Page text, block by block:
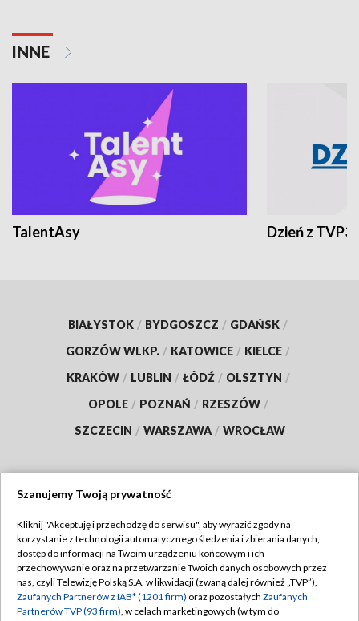
INNE
TalentAsy Dzień z TVP3
BIAŁYSTOK / BYDGOSZCZ / GDAŃSK /
GORZÓW WLKP. / KATOWICE / KIELCE /
KRAKÓW / LUBLIN / ŁÓDŹ / OLSZTYN /
OPOLE / POZNAŃ / RZESZÓW /
SZCZECIN / WARSZAWA / WROCŁAW
TVP
Abonament TVP
Emisja w TVP
Regulamin TVP
Polityka prywatności
Szanujemy Twoją prywatność
Kliknij "Akceptuję i przechodzę do serwisu", aby wyrazić zgody na
korzystanie z technologii automatycznego śledzenia i zbierania danych,
dostęp do informacji na Twoim urządzeniu końcowym i ich
przechowywanie oraz na przetwarzanie Twoich danych osobowych przez
nas, czyli Telewizję Polską S.A. w likwidacji (zwaną dalej również „TVP”),
Zaufanych Partnerów z IAB* (1201 firm) oraz pozostałych Zaufanych
Partnerów TVP (93 firm), w celach marketingowych (w tym do